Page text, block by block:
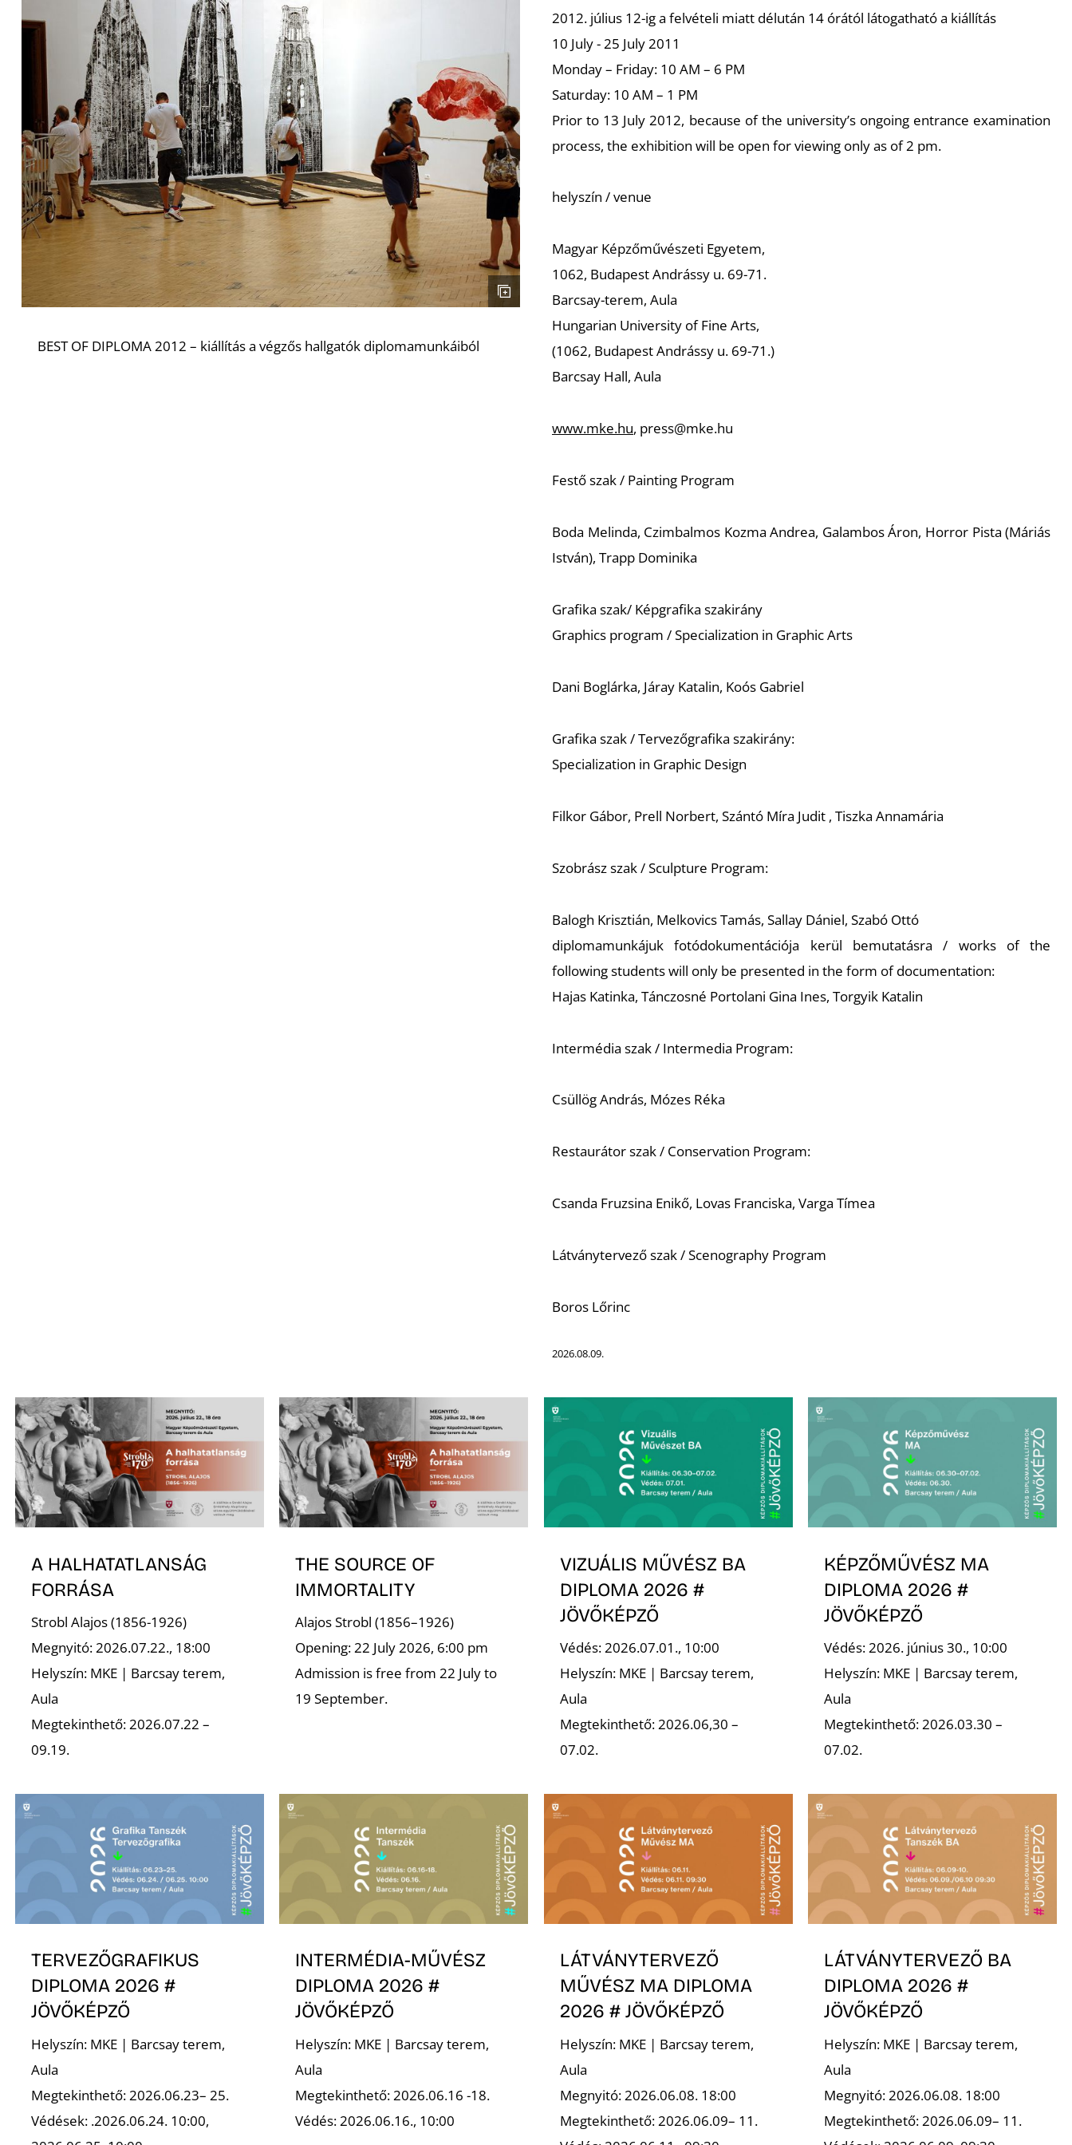
BEST OF DIPLOMA 2012 – kiállítás a végzős hallgatók diplomamunkáiból
2012. július 12-ig a felvételi miatt délután 14 órától látogatható a kiállítás
10 July - 25 July 2011
Monday – Friday: 10 AM – 6 PM
Saturday: 10 AM – 1 PM
Prior to 13 July 2012, because of the university’s ongoing entrance examination
process, the exhibition will be open for viewing only as of 2 pm.
helyszín / venue
Magyar Képzőművészeti Egyetem,
1062, Budapest Andrássy u. 69-71.
Barcsay-terem, Aula
Hungarian University of Fine Arts,
(1062, Budapest Andrássy u. 69-71.)
Barcsay Hall, Aula
www.mke.hu, press@mke.hu
Festő szak / Painting Program
Boda Melinda, Czimbalmos Kozma Andrea, Galambos Áron, Horror Pista (Máriás
István), Trapp Dominika
Grafika szak/ Képgrafika szakirány
Graphics program / Specialization in Graphic Arts
Dani Boglárka, Járay Katalin, Koós Gabriel
Grafika szak / Tervezőgrafika szakirány:
Specialization in Graphic Design
Filkor Gábor, Prell Norbert, Szántó Míra Judit , Tiszka Annamária
Szobrász szak / Sculpture Program:
Balogh Krisztián, Melkovics Tamás, Sallay Dániel, Szabó Ottó
diplomamunkájuk fotódokumentációja kerül bemutatásra / works of the
following students will only be presented in the form of documentation:
Hajas Katinka, Tánczosné Portolani Gina Ines, Torgyik Katalin
Intermédia szak / Intermedia Program:
Csüllög András, Mózes Réka
Restaurátor szak / Conservation Program:
Csanda Fruzsina Enikő, Lovas Franciska, Varga Tímea
Látványtervező szak / Scenography Program
Boros Lőrinc
2026.08.09.
A HALHATATLANSÁG
FORRÁSA
Strobl Alajos (1856-1926)
Megnyitó: 2026.07.22., 18:00
Helyszín: MKE | Barcsay terem,
Aula
Megtekinthető: 2026.07.22 –
09.19.
THE SOURCE OF
IMMORTALITY
Alajos Strobl (1856–1926)
Opening: 22 July 2026, 6:00 pm
Admission is free from 22 July to
19 September.
VIZUÁLIS MŰVÉSZ BA
DIPLOMA 2026 #
JÖVŐKÉPZŐ
Védés: 2026.07.01., 10:00
Helyszín: MKE | Barcsay terem,
Aula
Megtekinthető: 2026.06,30 –
07.02.
KÉPZŐMŰVÉSZ MA
DIPLOMA 2026 #
JÖVŐKÉPZŐ
Védés: 2026. június 30., 10:00
Helyszín: MKE | Barcsay terem,
Aula
Megtekinthető: 2026.03.30 –
07.02.
TERVEZŐGRAFIKUS
DIPLOMA 2026 #
JÖVŐKÉPZŐ
Helyszín: MKE | Barcsay terem,
Aula
Megtekinthető: 2026.06.23– 25.
Védések: .2026.06.24. 10:00,
INTERMÉDIA-MŰVÉSZ
DIPLOMA 2026 #
JÖVŐKÉPZŐ
Helyszín: MKE | Barcsay terem,
Aula
Megtekinthető: 2026.06.16 -18.
Védés: 2026.06.16., 10:00
LÁTVÁNYTERVEZŐ
MŰVÉSZ MA DIPLOMA
2026 # JÖVŐKÉPZŐ
Helyszín: MKE | Barcsay terem,
Aula
Megnyitó: 2026.06.08. 18:00
Megtekinthető: 2026.06.09– 11.
LÁTVÁNYTERVEZŐ BA
DIPLOMA 2026 #
JÖVŐKÉPZŐ
Helyszín: MKE | Barcsay terem,
Aula
Megnyitó: 2026.06.08. 18:00
Megtekinthető: 2026.06.09– 11.